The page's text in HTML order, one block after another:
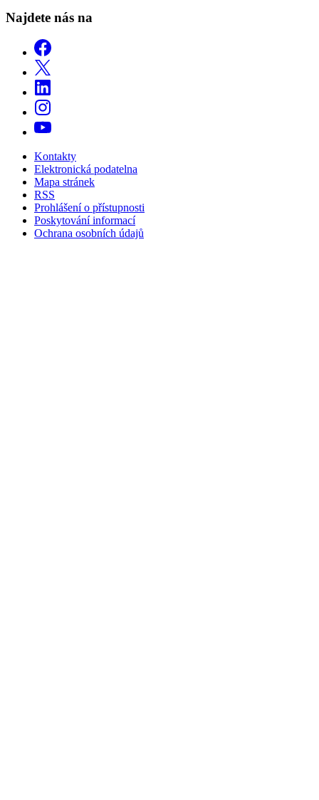
Najdete nás na
Kontakty
Elektronická podatelna
Mapa stránek
RSS
Prohlášení o přístupnosti
Poskytování informací
Ochrana osobních údajů